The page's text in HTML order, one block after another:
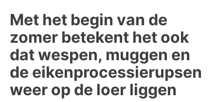
Met het begin van de
zomer betekent het ook
dat wespen, muggen en
de eikenprocessierupsen
weer op de loer liggen